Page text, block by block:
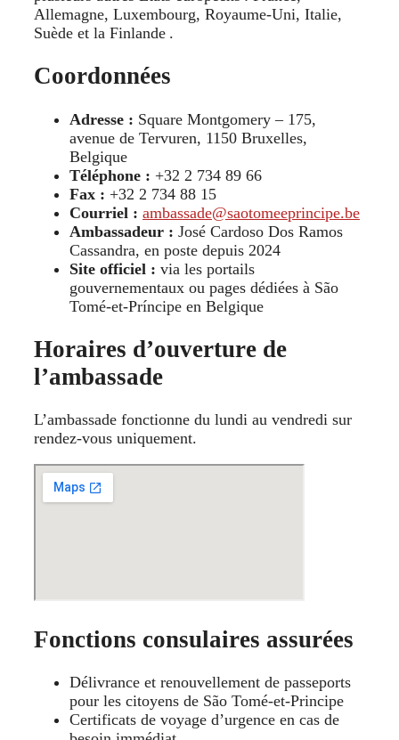
Allemagne, Luxembourg, Royaume‑Uni, Italie,
Suède et la Finlande .
Coordonnées
Adresse : Square Montgomery – 175,
avenue de Tervuren, 1150 Bruxelles,
Belgique
Téléphone : +32 2 734 89 66
Fax : +32 2 734 88 15
Courriel : ambassade@saotomeeprincipe.be
Ambassadeur : José Cardoso Dos Ramos
Cassandra, en poste depuis 2024
Site officiel : via les portails
gouvernementaux ou pages dédiées à São
Tomé‑et‑Príncipe en Belgique
Horaires d’ouverture de
l’ambassade
L’ambassade fonctionne du lundi au vendredi sur
rendez-vous uniquement.
Fonctions consulaires assurées
Délivrance et renouvellement de passeports
pour les citoyens de São Tomé‑et‑Principe
Certificats de voyage d’urgence en cas de